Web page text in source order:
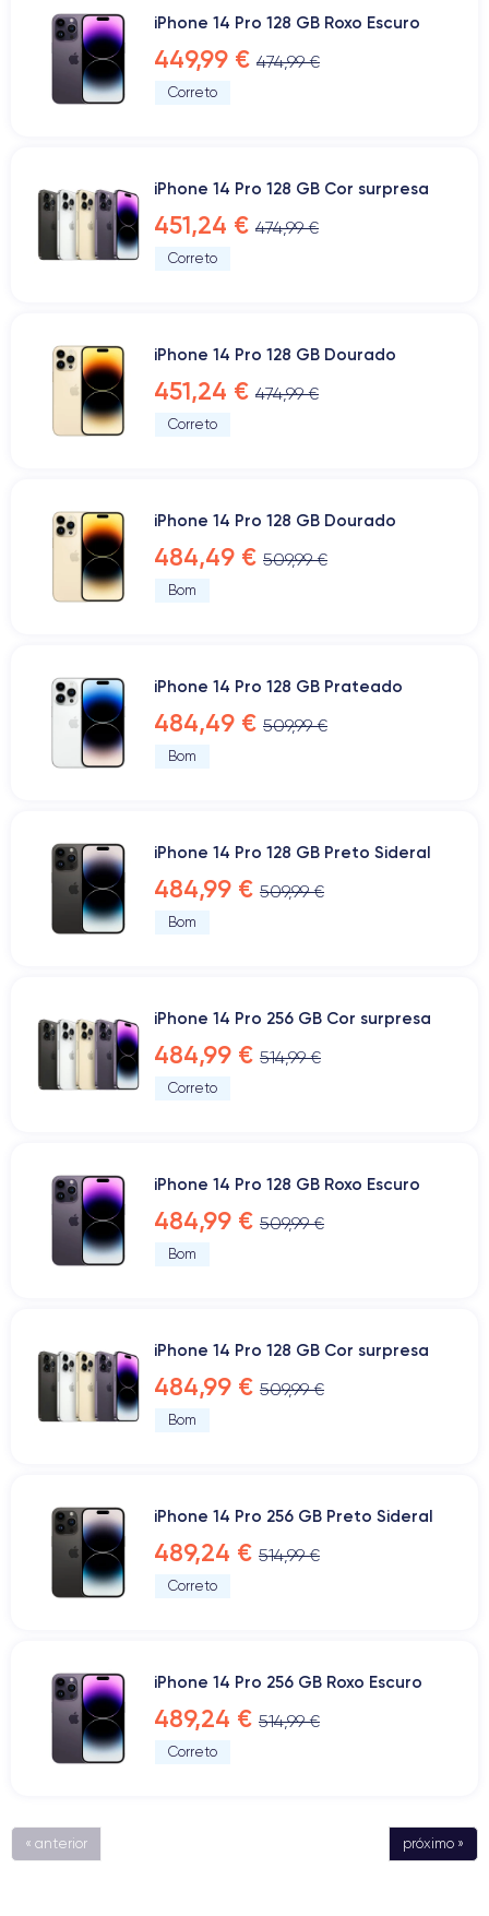
iPhone 14 Pro 128 GB Roxo Escuro
449,99 € 474,99 €
Correto
iPhone 14 Pro 128 GB Cor surpresa
451,24 € 474,99 €
Correto
iPhone 14 Pro 128 GB Dourado
451,24 € 474,99 €
Correto
iPhone 14 Pro 128 GB Dourado
484,49 € 509,99 €
Bom
iPhone 14 Pro 128 GB Prateado
484,49 € 509,99 €
Bom
iPhone 14 Pro 128 GB Preto Sideral
484,99 € 509,99 €
Bom
iPhone 14 Pro 256 GB Cor surpresa
484,99 € 514,99 €
Correto
iPhone 14 Pro 128 GB Roxo Escuro
484,99 € 509,99 €
Bom
iPhone 14 Pro 128 GB Cor surpresa
484,99 € 509,99 €
Bom
iPhone 14 Pro 256 GB Preto Sideral
489,24 € 514,99 €
Correto
iPhone 14 Pro 256 GB Roxo Escuro
489,24 € 514,99 €
Correto
« anterior próximo »